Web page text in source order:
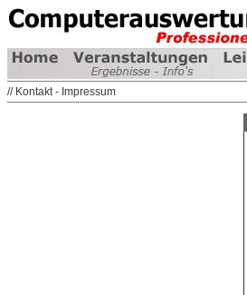
// Kontakt - Impressum